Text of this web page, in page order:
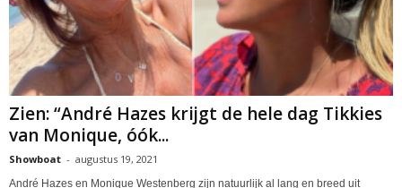
Zien: “André Hazes krijgt de hele dag Tikkies
van Monique, óók...
Showboat - augustus 19, 2021
André Hazes en Monique Westenberg zijn natuurlijk al lang en breed uit